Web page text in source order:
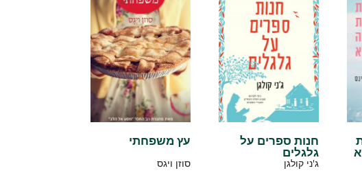
חנות ספרים על
גלגלים
ג'ני קולגן
עץ משפחתי
סוזן ויגס